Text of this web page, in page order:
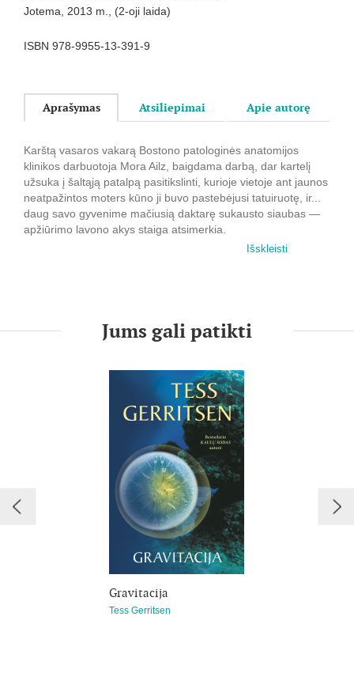
Jotema, 2013 m., (2-oji laida)
ISBN 978-9955-13-391-9
Aprašymas Atsiliepimai Apie autorę
Karštą vasaros vakarą Bostono patologinės anatomijos
klinikos darbuotoja Mora Ailz, baigdama darbą, dar kartelį
užsuka į šaltąją patalpą pasitikslinti, kurioje vietoje ant jaunos
neatpažintos moters kūno ji buvo pastebėjusi tatuiruotę, ir...
daug savo gyvenime mačiusią daktarę sukausto siaubas —
apžiūrimo lavono akys staiga atsimerkia.
Išskleisti
Jums gali patikti
Gravitacija
Tess Gerritsen